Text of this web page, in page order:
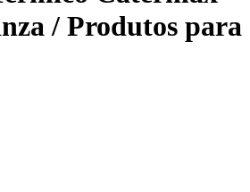
/ Produtos para